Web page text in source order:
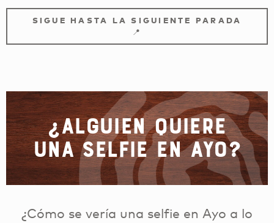
SIGUE HASTA LA SIGUIENTE PARADA
📍
¿Alguien quiere
una selfie en Ayo?
¿Cómo se vería una selfie en Ayo a lo